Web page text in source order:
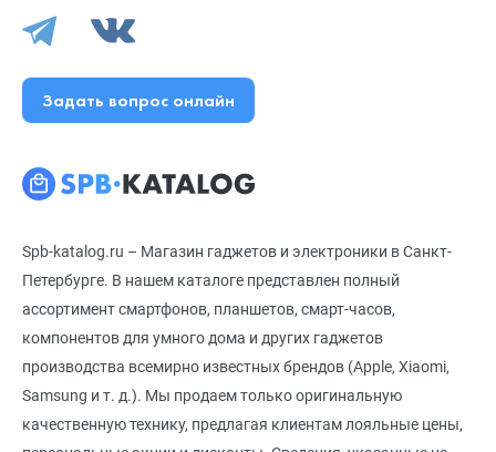
Spb-katalog.ru – Магазин гаджетов и электроники в Санкт-
Петербурге. В нашем каталоге представлен полный
ассортимент смартфонов, планшетов, смарт-часов,
компонентов для умного дома и других гаджетов
производства всемирно известных брендов (Apple, Xiaomi,
Samsung и т. д.). Мы продаем только оригинальную
качественную технику, предлагая клиентам лояльные цены,
Задать вопрос онлайн